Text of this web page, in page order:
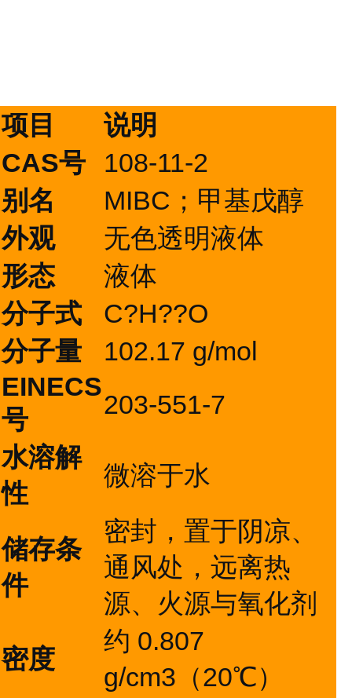
项目
说明
CAS号
108-11-2
别名
MIBC；甲基戊醇
外观
无色透明液体
形态
液体
分子式
C?H??O
分子量
102.17 g/mol
EINECS
号
203-551-7
水溶解
性
微溶于水
储存条
件
密封，置于阴凉、
通风处，远离热
源、火源与氧化剂
密度
约 0.807
g/cm3（20℃）